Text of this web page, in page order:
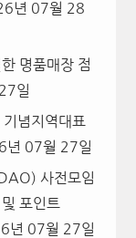
년 07월 28
명품매장 점
일
념지역대표
년 07월 27일
사전모임
포인트
년 07월 27일